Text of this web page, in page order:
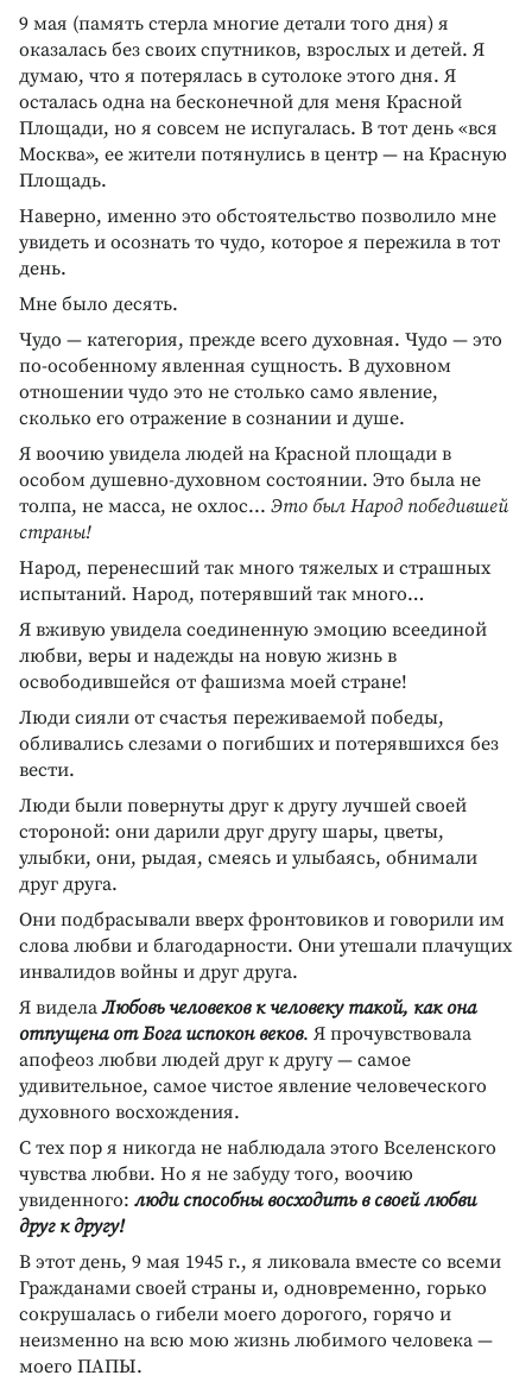
9 мая (память стерла многие детали того дня) я
оказалась без своих спутников, взрослых и детей. Я
думаю, что я потерялась в сутолоке этого дня. Я
осталась одна на бесконечной для меня Красной
Площади, но я совсем не испугалась. В тот день «вся
Москва», ее жители потянулись в центр — на Красную
Площадь.
Наверно, именно это обстоятельство позволило мне
увидеть и осознать то чудо, которое я пережила в тот
день.
Мне было десять.
Чудо — категория, прежде всего духовная. Чудо — это
по-особенному явленная сущность. В духовном
отношении чудо это не столько само явление,
сколько его отражение в сознании и душе.
Я воочию увидела людей на Красной площади в
особом душевно-духовном состоянии. Это была не
толпа, не масса, не охлос... Это был Народ победившей
страны!
Народ, перенесший так много тяжелых и страшных
испытаний. Народ, потерявший так много…
Я вживую увидела соединенную эмоцию всеединой
любви, веры и надежды на новую жизнь в
освободившейся от фашизма моей стране!
Люди сияли от счастья переживаемой победы,
обливались слезами о погибших и потерявшихся без
вести.
Люди были повернуты друг к другу лучшей своей
стороной: они дарили друг другу шары, цветы,
улыбки, они, рыдая, смеясь и улыбаясь, обнимали
друг друга.
Они подбрасывали вверх фронтовиков и говорили им
слова любви и благодарности. Они утешали плачущих
инвалидов войны и друг друга.
Я виделаЛюбовь человеков к человеку такой, как она
отпущена от Бога испокон веков. Я прочувствовала
апофеоз любви людей друг к другу — самое
удивительное, самое чистое явление человеческого
духовного восхождения.
С тех пор я никогда не наблюдала этого Вселенского
чувства любви. Но я не забуду того, воочию
увиденного: люди способны восходить в своей любви
друг к другу!
В этот день, 9 мая 1945 г., я ликовала вместе со всеми
Гражданами своей страны и, одновременно, горько
сокрушалась о гибели моего дорогого, горячо и
неизменно на всю мою жизнь любимого человека —
моего ПАПЫ.